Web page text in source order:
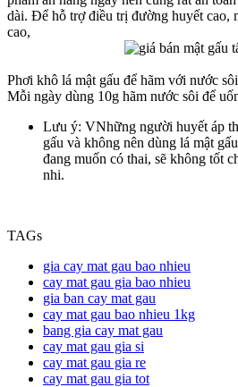
dài. Để hỗ trợ điều trị đường huyết cao,
cao,
Phơi khô lá mật gấu để hãm với nước
Mỗi ngày dùng 10g hãm nước sôi để
Lưu ý: VNhững người huyết áp
gấu và không nên dùng lá mật
đang muốn có thai, sẽ không tốt
nhi.
TAGs
gia cay mat gau bao nhieu
cay mat gau gia bao nhieu
gia ban cay mat gau
cay mat gau bao nhieu 1kg
bang gia cay mat gau
cay mat gau gia si
cay mat gau gia re
cay mat gau gia tot